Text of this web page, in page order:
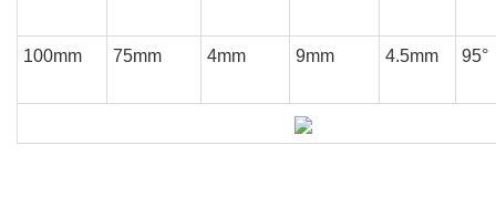
100mm 75mm 4mm 9mm 4.5mm 95°